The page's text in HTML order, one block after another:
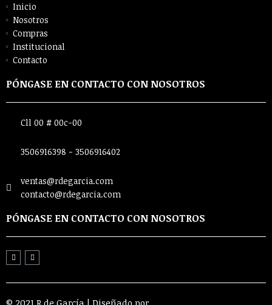
Inicio
Nosotros
Compras
Institucional
Contacto
PÓNGASE EN CONTACTO CON NOSOTROS
Cll 00 # 00c-00
3506916398 - 3506916402
ventas@rdegarcia.com
contacto@rdegarcia.com
PÓNGASE EN CONTACTO CON NOSOTROS
© 2021 R de García | Diseñado por